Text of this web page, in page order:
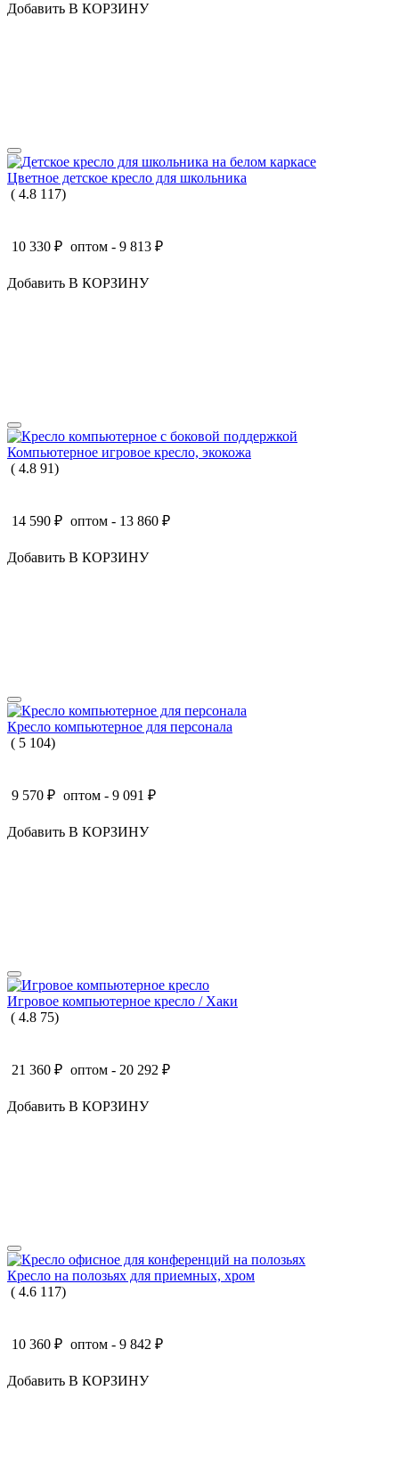
Добавить В КОРЗИНУ
Цветное детское кресло для школьника
( 4.8 117)
10 330 ₽ оптом - 9 813 ₽
Добавить В КОРЗИНУ
Компьютерное игровое кресло, экокожа
( 4.8 91)
14 590 ₽ оптом - 13 860 ₽
Добавить В КОРЗИНУ
Кресло компьютерное для персонала
( 5 104)
9 570 ₽ оптом - 9 091 ₽
Добавить В КОРЗИНУ
Игровое компьютерное кресло / Хаки
( 4.8 75)
21 360 ₽ оптом - 20 292 ₽
Добавить В КОРЗИНУ
Кресло на полозьях для приемных, хром
( 4.6 117)
10 360 ₽ оптом - 9 842 ₽
Добавить В КОРЗИНУ